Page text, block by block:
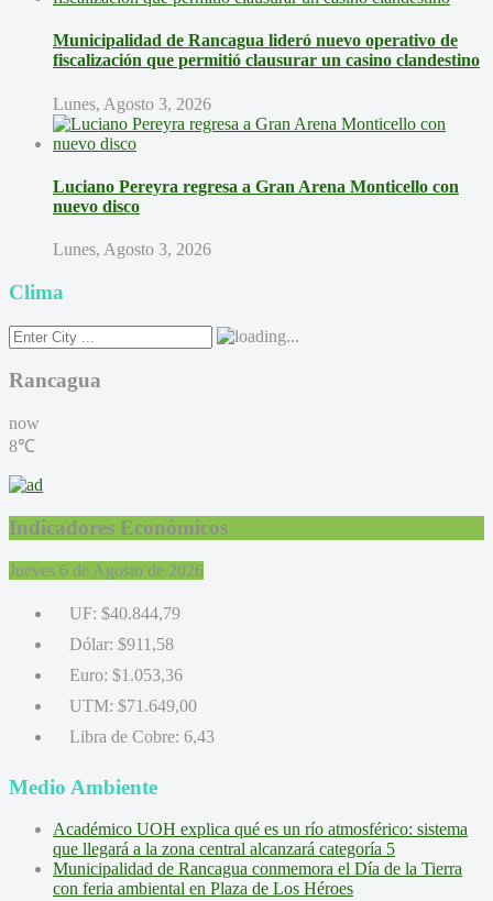
Municipalidad de Rancagua lideró nuevo operativo de
fiscalización que permitió clausurar un casino clandestino
Lunes, Agosto 3, 2026
Luciano Pereyra regresa a Gran Arena Monticello con
nuevo disco
Lunes, Agosto 3, 2026
Clima
Rancagua
now
8℃
Indicadores Económicos
Jueves 6 de Agosto de 2026
UF: $40.844,79
Dólar: $911,58
Euro: $1.053,36
UTM: $71.649,00
Libra de Cobre: 6,43
Medio Ambiente
Académico UOH explica qué es un río atmosférico: sistema
que llegará a la zona central alcanzará categoría 5
Municipalidad de Rancagua conmemora el Día de la Tierra
con feria ambiental en Plaza de Los Héroes